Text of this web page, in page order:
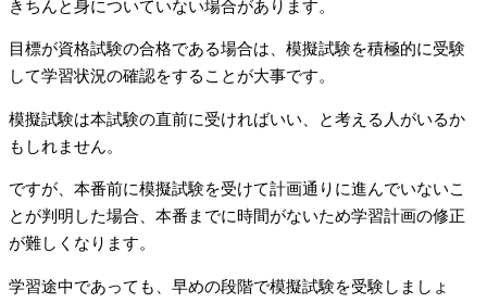
きちんと身についていない場合があります。
目標が資格試験の合格である場合は、模擬試験を積極的に受験
して学習状況の確認をすることが大事です。
模擬試験は本試験の直前に受ければいい、と考える人がいるか
もしれません。
ですが、本番前に模擬試験を受けて計画通りに進んでいないこ
とが判明した場合、本番までに時間がないため学習計画の修正
が難しくなります。
学習途中であっても、早めの段階で模擬試験を受験しましょ